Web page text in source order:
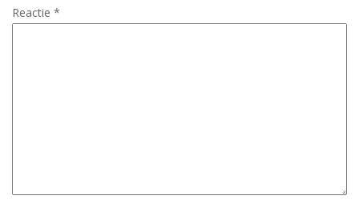
Reactie *